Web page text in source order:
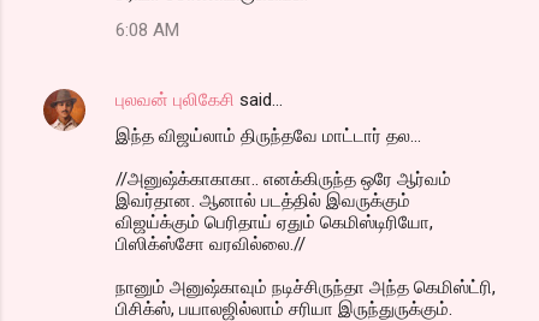
6:08 AM
புலவன் புலிகேசி said…
இந்த விஜய்லாம் திருந்தவே மாட்டார் தல...
//அனுஷ்க்காகாகா.. எனக்கிருந்த ஒரே ஆர்வம்
இவர்தான. ஆனால் படத்தில் இவருக்கும்
விஜய்க்கும் பெரிதாய் ஏதும் கெமிஸ்டிரியோ,
பிஸிக்ஸ்சோ வரவில்லை.//
நானும் அனுஷ்காவும் நடிச்சிருந்தா அந்த கெமிஸ்ட்ரி,
பிசிக்ஸ், பயாலஜில்லாம் சரியா இருந்துருக்கும்.